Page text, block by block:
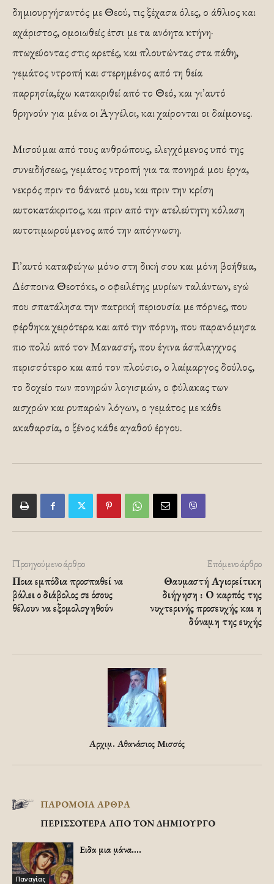
δημιουργήσαντός με Θεού, τις ξέχασα όλες, ο άθλιος και
αχάριστος, ομοιωθείς έτσι με τα ανόητα κτήνη·
πτωχεύοντας στις αρετές, και πλουτώντας στα πάθη,
γεμάτος ντροπή και στερημένος από τη θεία
παρρησία,έχω κατακριθεί από το Θεό, και γι᾿ αυτό
θρηνούν για μένα οι Άγγέλοι, και χαίρονται οι δαίμονες.
Μισούμαι από τους ανθρώπους, ελεγχόμενος υπό της
συνειδήσεως, γεμάτος ντροπή για τα πονηρά μου έργα,
νεκρός πριν το θάνατό μου, και πριν την κρίση
αυτοκατάκριτος, και πριν από την ατελεύτητη κόλαση
αυτοτιμωρούμενος από την απόγνωση.
Γι᾿ αυτό καταφεύγω μόνο στη δική σου και μόνη βοήθεια,
Δέσποινα Θεοτόκε, ο οφειλέτης μυρίων ταλάντων, εγώ
που σπατάλησα την πατρική περιουσία με πόρνες, που
φέρθηκα χειρότερα και από την πόρνη, που παρανόμησα
πιο πολύ από τον Μανασσή, που έγινα άσπλαγχνος
περισσότερο και από τον πλούσιο, ο λαίμαργος δούλος,
το δοχείο των πονηρών λογισμών, ο φύλακας των
αισχρών και ρυπαρών λόγων, ο γεμάτος με κάθε
ακαθαρσία, ο ξένος κάθε αγαθού έργου.
Προηγούμενο άρθρο
Ποια εμπόδια προσπαθεί να
βάλει ο διάβολος σε όσους
θέλουν να εξομολογηθούν
Επόμενο άρθρο
Θαυμαστή Αγιορείτικη
διήγηση : Ο καρπός της
νυχτερινής προσευχής και η
δύναμη της ευχής
Αρχιμ. Αθανάσιος Μισσός
ΠΑΡΟΜΟΙΑ ΑΡΘΡΑ
ΠΕΡΙΣΣΟΤΕΡΑ ΑΠΟ ΤΟΝ ΔΗΜΙΟΥΡΓΟ
Παναγίας
Ειδα μια μάνα….